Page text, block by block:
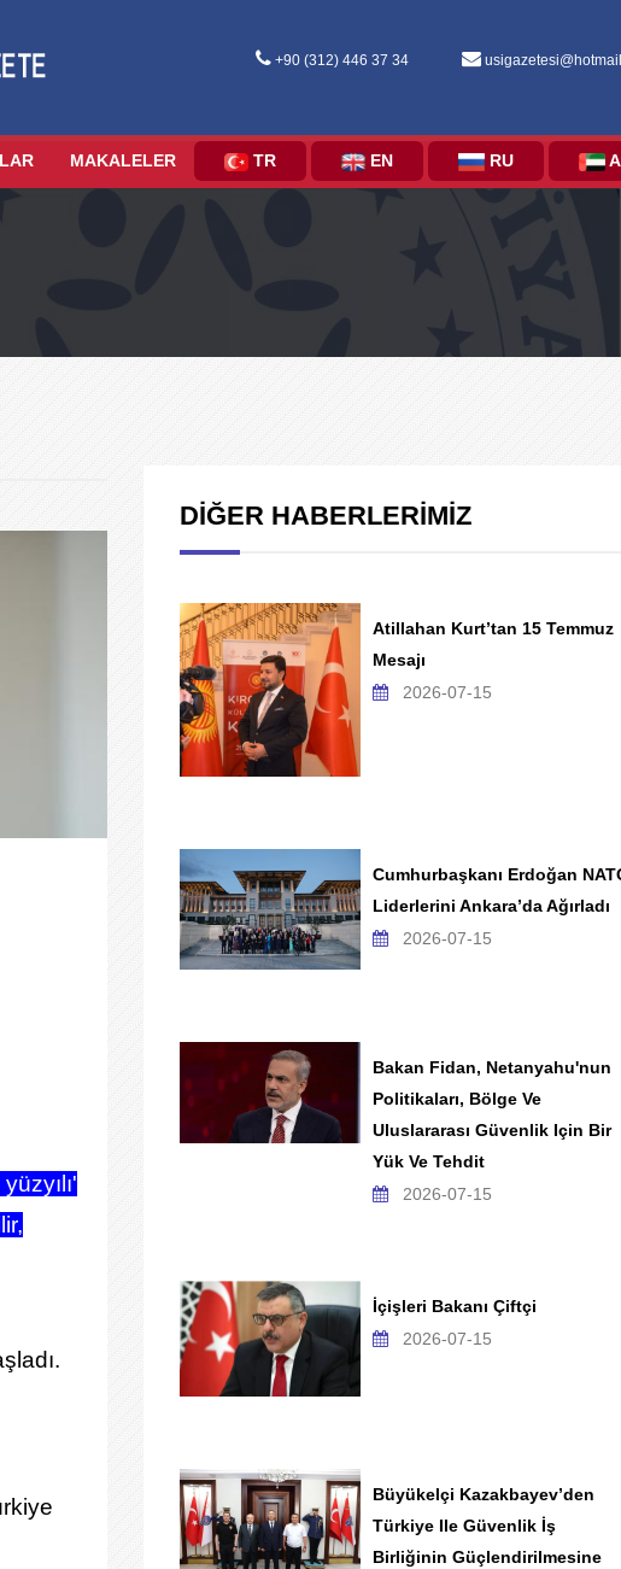
+90 (312) 446 37 34
MAKALELER TR EN RU
DİĞER HABERLERİMİZ
Atillahan Kurt’tan 15 Temmuz
Mesajı
2026-07-15
Cumhurbaşkanı Erdoğan
Liderlerini Ankara’da Ağırladı
2026-07-15
Bakan Fidan, Netanyahu'nun
Politikaları, Bölge Ve
Uluslararası Güvenlik Için Bir
Yük Ve Tehdit
2026-07-15
İçişleri Bakanı Çiftçi
2026-07-15
Büyükelçi Kazakbayev’den
Türkiye Ile Güvenlik İş
Birliğinin Güçlendirilmesine